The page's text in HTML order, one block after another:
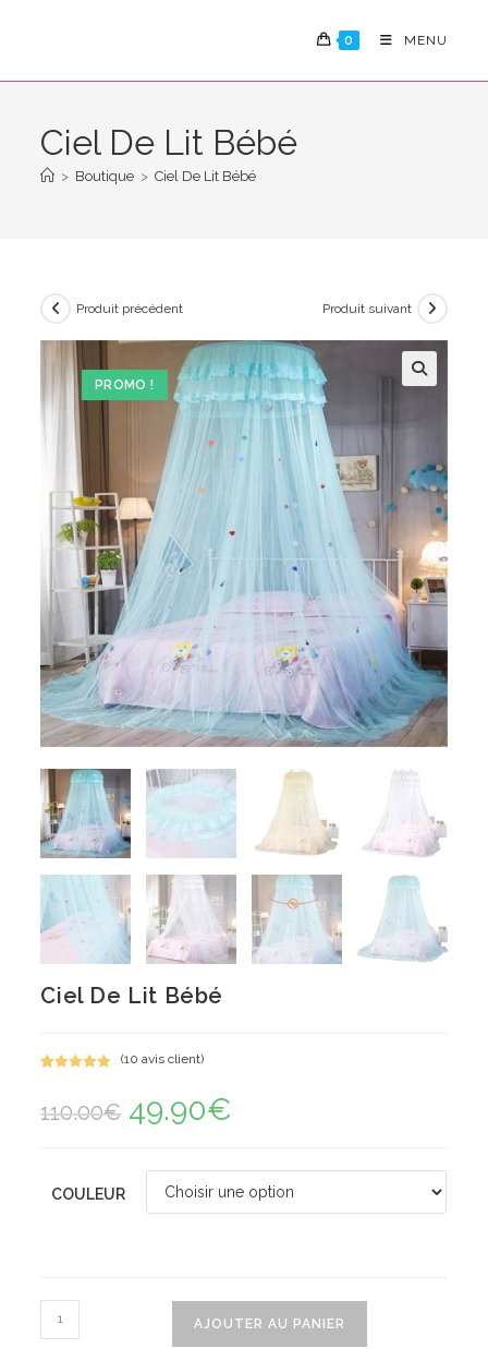
0 MENU
Ciel De Lit Bébé
> Boutique > Ciel De Lit Bébé
PROMO !
Produit précédent Produit suivant
Ciel De Lit Bébé
basé sur
(10 avis client)
110.00€
Le
prix
49.90€
COULEUR
quantité
de
AJOUTER AU PANIER